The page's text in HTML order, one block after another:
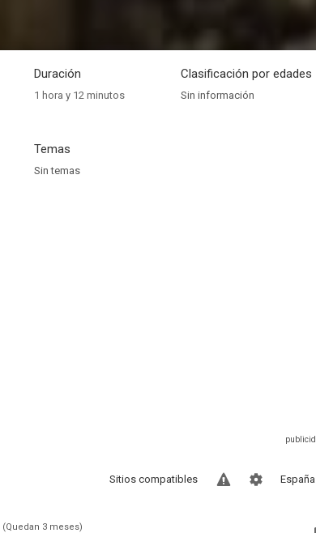
Duración
1 hora y 12 minutos
Clasificación por edades
Sin información
Temas
Sin temas
España
Sitios compatibles
(Quedan 3 meses)